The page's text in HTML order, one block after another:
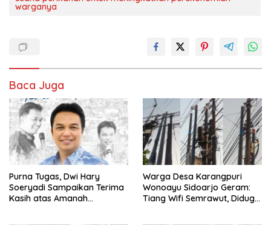
warganya
Baca Juga
Purna Tugas, Dwi Hary
Soeryadi Sampaikan Terima
Kasih atas Amanah
Warga Desa Karangpuri
Wonoayu Sidoarjo Geram:
Tiang Wifi Semrawut, Diduga